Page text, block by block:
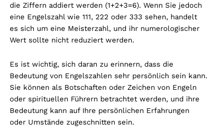
die Ziffern addiert werden (1+2+3=6). Wenn Sie jedoch
eine Engelszahl wie 111, 222 oder 333 sehen, handelt
es sich um eine Meisterzahl, und ihr numerologischer
Wert sollte nicht reduziert werden.
Es ist wichtig, sich daran zu erinnern, dass die
Bedeutung von Engelszahlen sehr persönlich sein kann.
Sie können als Botschaften oder Zeichen von Engeln
oder spirituellen Führern betrachtet werden, und ihre
Bedeutung kann auf Ihre persönlichen Erfahrungen
oder Umstände zugeschnitten sein.